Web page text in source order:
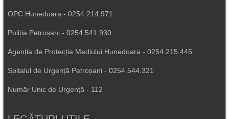
OPC Hunedoara - 0254.214.971
Poliția Petroșani - 0254.541.930
Agenția de Protecția Mediului Hunedoara - 0254.215.445
Spitalul de Urgență Petroșani - 0254.544.321
Număr Unic de Urgență - 112